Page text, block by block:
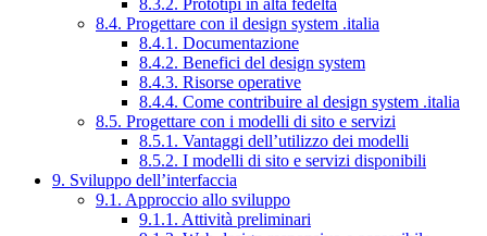
8.3.2. Prototipi in alta fedeltà
8.4. Progettare con il design system .italia
8.4.1. Documentazione
8.4.2. Benefici del design system
8.4.3. Risorse operative
8.4.4. Come contribuire al design system .italia
8.5. Progettare con i modelli di sito e servizi
8.5.1. Vantaggi dell’utilizzo dei modelli
8.5.2. I modelli di sito e servizi disponibili
9. Sviluppo dell’interfaccia
9.1. Approccio allo sviluppo
9.1.1. Attività preliminari